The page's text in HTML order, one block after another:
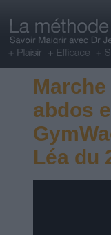
abdos
Léa du